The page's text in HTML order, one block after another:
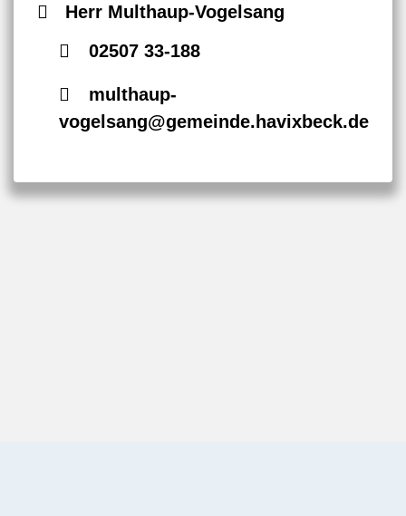
Herr Multhaup-Vogelsang
02507 33-188
multhaup-
vogelsang@gemeinde.havixbeck.de